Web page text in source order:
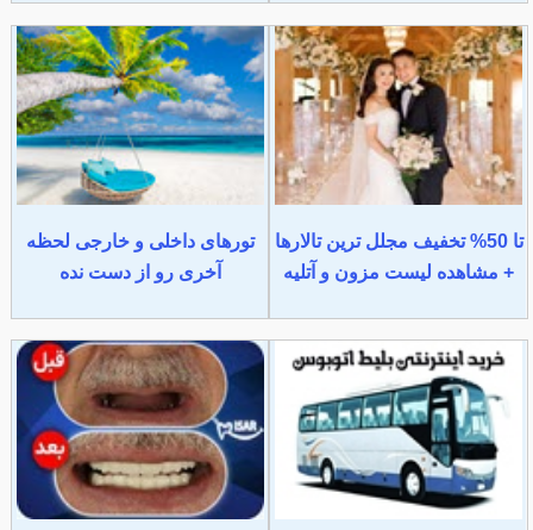
تا 50% تخفیف مجلل ترین تالارها
+ مشاهده لیست مزون و آتلیه
تورهای داخلی و خارجی لحظه
آخری رو از دست نده